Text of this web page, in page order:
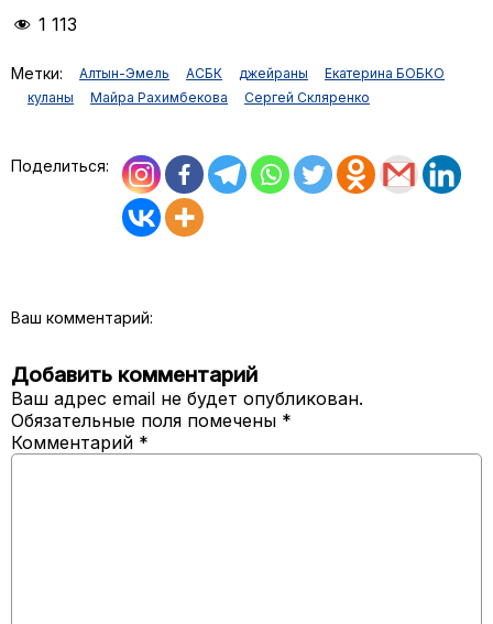
1 113
Метки: Алтын-Эмель АСБК джейраны
Екатерина БОБКО
куланы
Майра Рахимбекова Сергей Скляренко
Поделиться:
Ваш комментарий:
Добавить комментарий
Ваш адрес email не будет опубликован.
Обязательные поля помечены *
Комментарий *